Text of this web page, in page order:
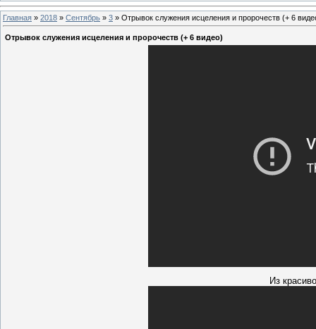
Главная » 2018 » Сентябрь » 3 » Отрывок служения исцеления и пророчеств (+ 6
Отрывок служения исцеления и пророчеств (+ 6 видео)
Из